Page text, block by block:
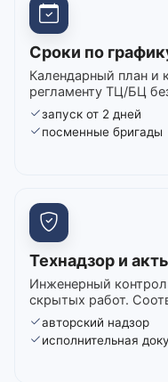
Сроки по
Календарный план и
регламенту ТЦ/БЦ
запуск от 2 дней
посменные бригады
Технадзор и
Инженерный
скрытых работ.
авторский надзор
исполнительная